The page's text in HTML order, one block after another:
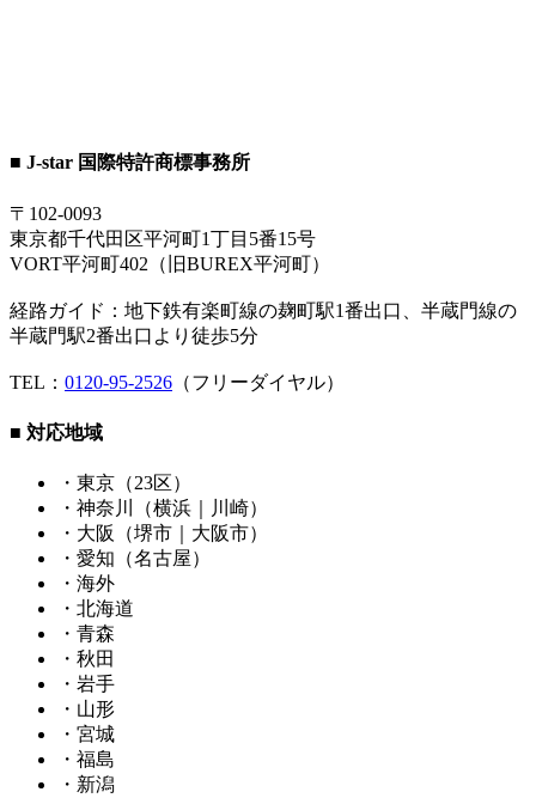
■ J-star 国際特許商標事務所
〒102-0093
東京都千代田区平河町1丁目5番15号
VORT平河町402（旧BUREX平河町）
経路ガイド：地下鉄有楽町線の麹町駅1番出口、半蔵門線の
半蔵門駅2番出口より徒歩5分
TEL： 0120-95-2526 （フリーダイヤル）
■ 対応地域
・東京（23区）
・神奈川（横浜｜川崎）
・大阪（堺市｜大阪市）
・愛知（名古屋）
・海外
・北海道
・青森
・秋田
・岩手
・山形
・宮城
・福島
・新潟